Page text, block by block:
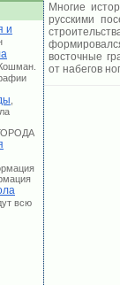
и
всю
Многие
русскими
восточные
от набегов